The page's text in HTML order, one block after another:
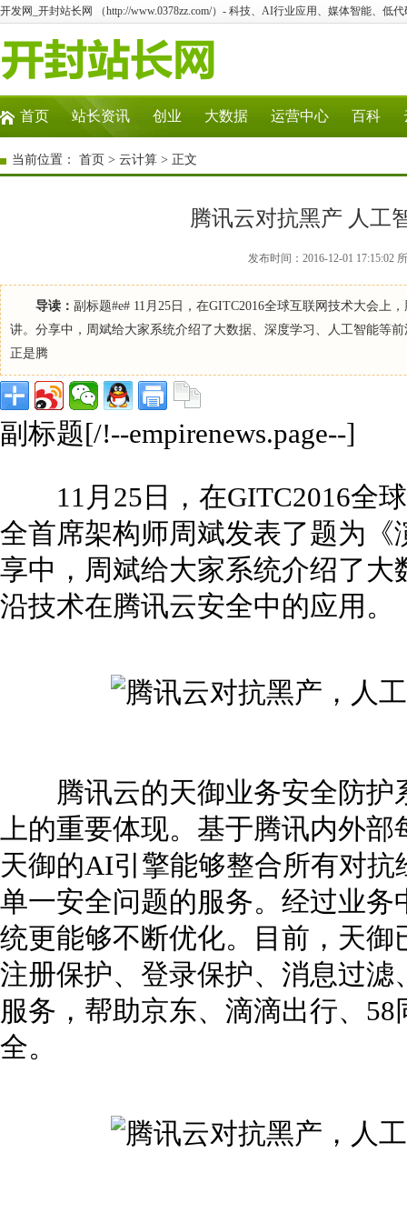
开发网_开封站长网 （http://www.0378zz.com/）- 科技、AI行业应用、媒体智能、低
首页 站长资讯 创业 大数据 运营中心 百科
当前位置： 首页 > 云计算 > 正文
腾讯云对抗黑产 人工
发布时间：2016-12-01 17:15:02
导读： 副标题#e# 11月25日，在GITC2016全球互联网技术大会
讲。分享中，周斌给大家系统介绍了大数据、深度学习、人工智能等
正是腾
副标题[/!--empirenews.page--]
11月25日，在GITC2016全球
全首席架构师周斌发表了题为
享中，周斌给大家系统介绍了
沿技术在腾讯云安全中的应用。
腾讯云的天御业务安全防护
上的重要体现。基于腾讯内外
天御的AI引擎能够整合所有对
单一安全问题的服务。经过业
统更能够不断优化。目前，天
注册保护、登录保护、消息过
服务，帮助京东、滴滴出行、
全。